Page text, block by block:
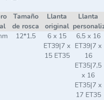
Tamaño
de rosca
Llanta
original
Llanta
12*1,5
6 x 15
ET39|7 x
15 ET35
6,5 x 16
ET39|7 x
16
ET35|7,5
x 16
ET35|7 x
17 ET35